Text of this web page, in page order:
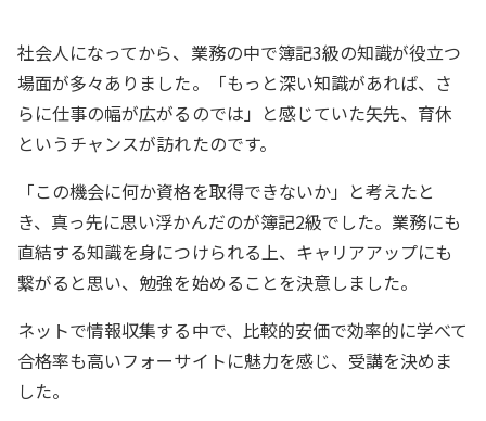
社会人になってから、業務の中で簿記3級の知識が役立つ
場面が多々ありました。「もっと深い知識があれば、さ
らに仕事の幅が広がるのでは」と感じていた矢先、育休
というチャンスが訪れたのです。
「この機会に何か資格を取得できないか」と考えたと
き、真っ先に思い浮かんだのが簿記2級でした。業務にも
直結する知識を身につけられる上、キャリアアップにも
繋がると思い、勉強を始めることを決意しました。
ネットで情報収集する中で、比較的安価で効率的に学べて
合格率も高いフォーサイトに魅力を感じ、受講を決めま
した。